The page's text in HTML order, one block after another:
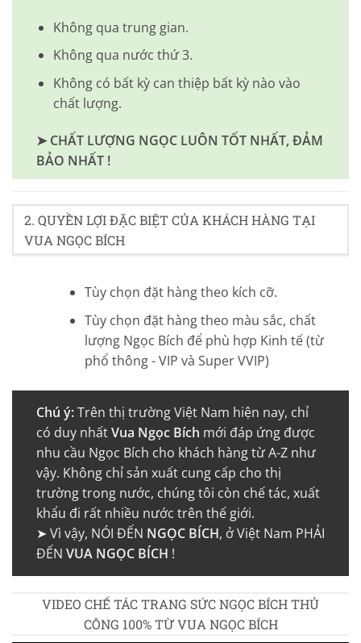
Không qua trung gian.
Không qua nước thứ 3.
Không có bất kỳ can thiệp bất kỳ nào vào
chất lượng.
➤ CHẤT LƯỢNG NGỌC LUÔN TỐT NHẤT, ĐẢM
BẢO NHẤT !
2. QUYỀN LỢI ĐẶC BIỆT CỦA KHÁCH HÀNG TẠI
VUA NGỌC BÍCH
Tùy chọn đặt hàng theo kích cỡ.
Tùy chọn đặt hàng theo màu sắc, chất
lượng Ngọc Bích để phù hợp Kinh tế (từ
phổ thông - VIP và Super VVIP)
Chú ý:Trên thị trường Việt Nam hiện nay, chỉ
có duy nhấtVua Ngọc Bích mới đáp ứng được
nhu cầu Ngọc Bích cho khách hàng từ A-Z như
vậy. Không chỉ sản xuất cung cấp cho thị
trường trong nước, chúng tôi còn chế tác, xuất
khẩu đi rất nhiều nước trên thế giới.
➤ Vì vậy, NÓI ĐẾN NGỌC BÍCH, ở Việt Nam PHẢI
ĐẾN VUA NGỌC BÍCH !
VIDEO CHẾ TÁC TRANG SỨC NGỌC BÍCH THỦ
CÔNG 100% TỪ VUA NGỌC BÍCH